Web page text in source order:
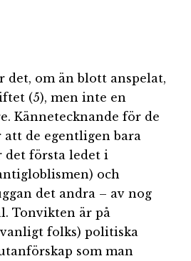
det, om än blott anspelat,
(5), men inte en
Kännetecknande för de
att de egentligen bara
det första ledet i
och
det andra – av nog
Tonvikten är på
folks) politiska
som man